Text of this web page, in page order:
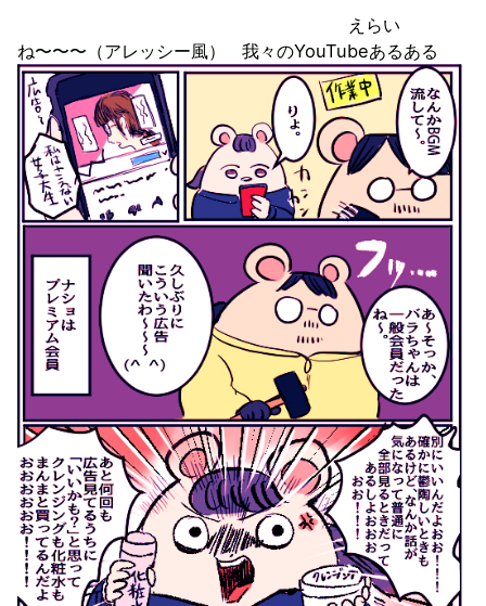
えらい
ね〜〜〜（アレッシー風） 我々のYouTubeあるある